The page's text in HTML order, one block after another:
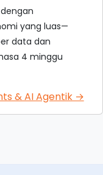
yang luas—
data dan
4 minggu
& AI Agentik →